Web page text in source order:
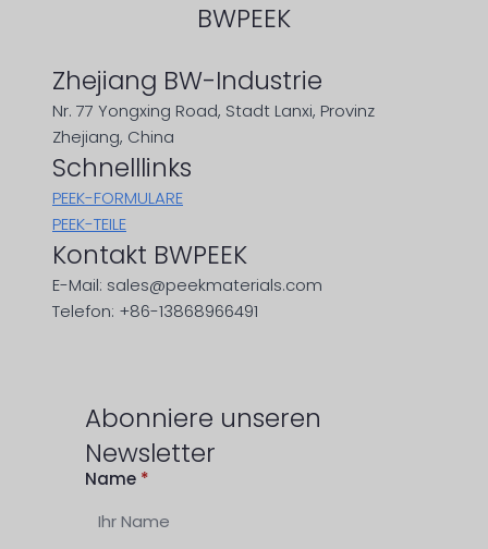
BWPEEK
Zhejiang BW-Industrie
Nr. 77 Yongxing Road, Stadt Lanxi, Provinz
Zhejiang, China
Schnelllinks
PEEK-FORMULARE
PEEK-TEILE
Kontakt BWPEEK
E-Mail: sales@peekmaterials.com
Telefon: +86-13868966491
Abonniere unseren
Newsletter
Name *